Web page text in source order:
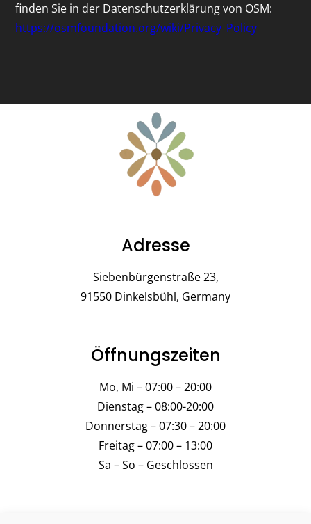
finden Sie in der Datenschutzerklärung von OSM:
https://osmfoundation.org/wiki/Privacy_Policy
Adresse
Siebenbürgenstraße 23,
91550 Dinkelsbühl, Germany
Öffnungszeiten
Mo, Mi – 07:00 – 20:00
Dienstag – 08:00-20:00
Donnerstag – 07:30 – 20:00
Freitag – 07:00 – 13:00
Sa – So – Geschlossen